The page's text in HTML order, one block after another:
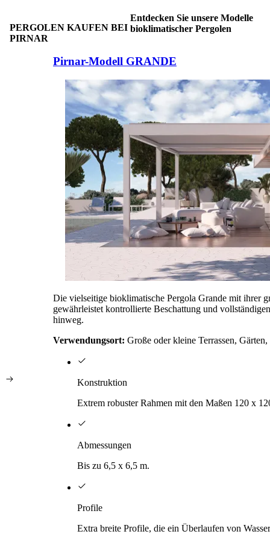
PERGOLEN KAUFEN BEI
PIRNAR
Entdecken Sie unsere Modelle
bioklimatischer Pergolen
Pirnar-Modell GRANDE
Die vielseitige bioklimatische Pergola Grande mit ihrer
gewährleistet kontrollierte Beschattung und
hinweg.
Verwendungsort: Große oder kleine Terrassen,
Konstruktion
Extrem robuster Rahmen mit den Maßen 120 x
Abmessungen
Bis zu 6,5 x 6,5 m.
Profile
Extra breite Profile, die ein Überlaufen von